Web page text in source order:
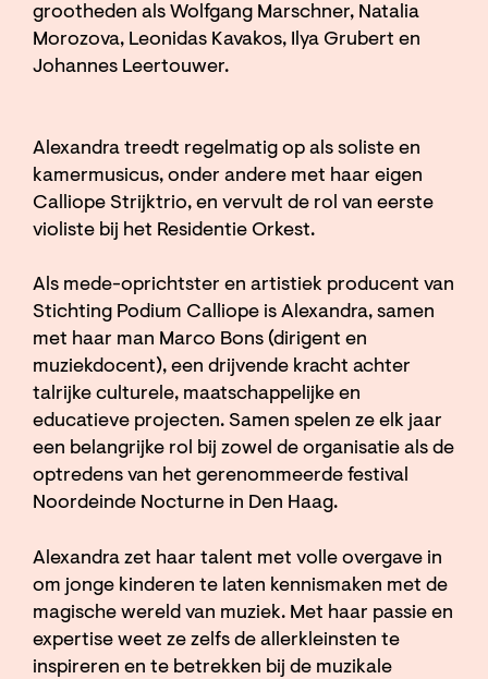
grootheden als Wolfgang Marschner, Natalia
Morozova, Leonidas Kavakos, Ilya Grubert en
Johannes Leertouwer.
Alexandra treedt regelmatig op als soliste en
kamermusicus, onder andere met haar eigen
Calliope Strijktrio, en vervult de rol van eerste
violiste bij het Residentie Orkest.
Als mede-oprichtster en artistiek producent van
Stichting Podium Calliope is Alexandra, samen
met haar man Marco Bons (dirigent en
muziekdocent), een drijvende kracht achter
talrijke culturele, maatschappelijke en
educatieve projecten. Samen spelen ze elk jaar
een belangrijke rol bij zowel de organisatie als de
optredens van het gerenommeerde festival
Noordeinde Nocturne in Den Haag.
Alexandra zet haar talent met volle overgave in
om jonge kinderen te laten kennismaken met de
magische wereld van muziek. Met haar passie en
expertise weet ze zelfs de allerkleinsten te
inspireren en te betrekken bij de muzikale